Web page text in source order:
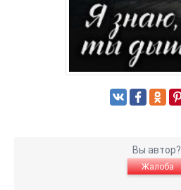
Вы автор?
Жалоба